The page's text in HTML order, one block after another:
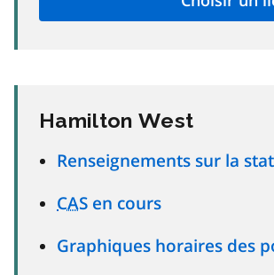
Hamilton West
Renseignements sur la
CAS en cours
Graphiques horaires des